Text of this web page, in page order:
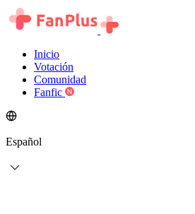
Inicio
Votación
Comunidad
Fanfic
Español